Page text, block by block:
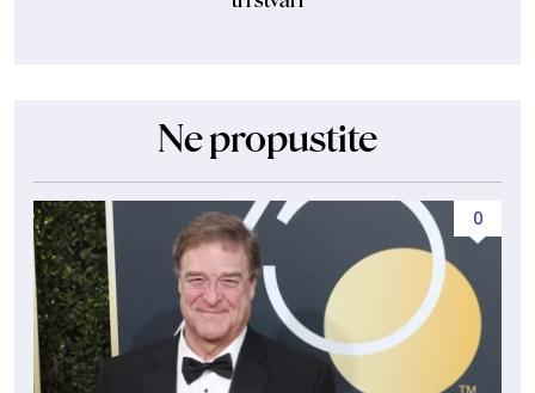
Ne propustite
0